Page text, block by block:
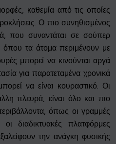
καθεμία από τις οποίες
Ο πιο συνηθισμένος
που συναντάται σε σούπερ
τα άτομα περιμένουν με
μπορεί να κινούνται αργά
για παρατεταμένα χρονικά
να είναι κουραστικό. Οι
πλευρά, είναι όλο και πιο
όπως οι γραμμές
διαδικτυακές πλατφόρμες
την ανάγκη φυσικής